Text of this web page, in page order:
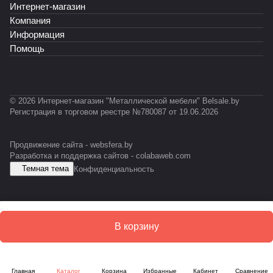
Т
Ф
У
К
Ф
T
0
3
1
С
С
0
1
2
0
1
0
В корзину
Главная Каталог Корзина Избранные Кабинет Сравнение
Интернет-магазин
Компания
Информация
Помощь
© 2026 Интернет-магазин "Металлической мебели" Belsale.by
Регистрация в торговом реестре №780087 от 19.06.2026
Продвижение сайта - websfera.by
Разработка и поддержка сайтов - colabaweb.com
Темная тема
Конфиденциальность